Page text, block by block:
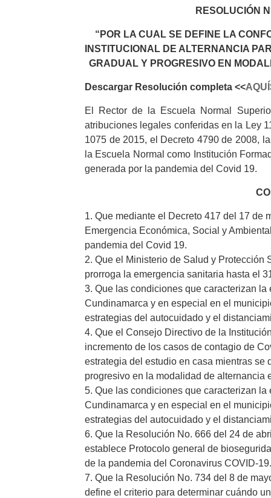
RESOLUCIÓN
“POR LA CUAL SE DEFINE LA
INSTITUCIONAL DE ALTERNANCIA
GRADUAL Y PROGRESIVO EN
Descargar Resolución completa <<AQUÍ
El Rector de la Escuela Normal
atribuciones legales conferidas en la Ley
1075 de 2015, el Decreto 4790 de 2008,
la Escuela Normal como Institución
generada por la pandemia del Covid 19.
1. Que mediante el Decreto 417 del 17 de
Emergencia Económica, Social y
pandemia del Covid 19.
2. Que el Ministerio de Salud y
prorroga la emergencia sanitaria hasta el
3. Que las condiciones que caracterizan
Cundinamarca y en especial en el
estrategias del autocuidado y el
4. Que el Consejo Directivo de la
incremento de los casos de contagio de
estrategia del estudio en casa mientras
progresivo en la modalidad de alternancia
5. Que las condiciones que caracterizan
Cundinamarca y en especial en el
estrategias del autocuidado y el
6. Que la Resolución No. 666 del 24 de
establece Protocolo general de
de la pandemia del Coronavirus COVID-19.
7. Que la Resolución No. 734 del 8 de
define el criterio para determinar cuándo